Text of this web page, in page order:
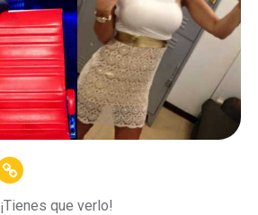
¡Tienes que verlo!